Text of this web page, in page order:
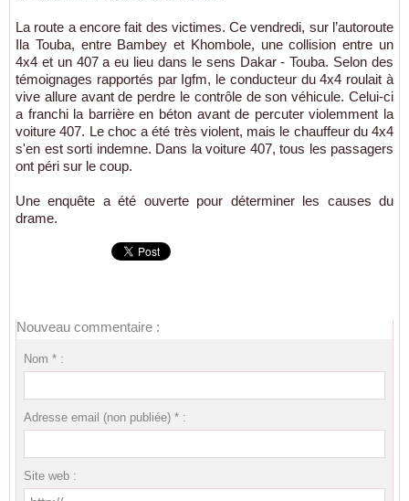
La route a encore fait des victimes. Ce vendredi, sur l’autoroute
Ila Touba, entre Bambey et Khombole, une collision entre un
4x4 et un 407 a eu lieu dans le sens Dakar - Touba. Selon des
témoignages rapportés par Igfm, le conducteur du 4x4 roulait à
vive allure avant de perdre le contrôle de son véhicule. Celui-ci
a franchi la barrière en béton avant de percuter violemment la
voiture 407. Le choc a été très violent, mais le chauffeur du 4x4
s'en est sorti indemne. Dans la voiture 407, tous les passagers
ont péri sur le coup.
Une enquête a été ouverte pour déterminer les causes du
drame.
Nouveau commentaire :
Nom * :
Adresse email (non publiée) * :
Site web :